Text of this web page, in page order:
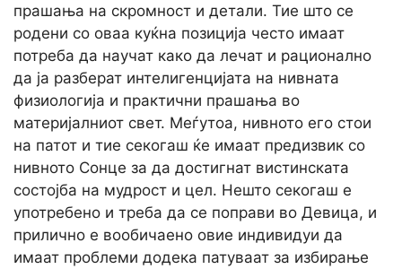
прашања на скромност и детали. Тие што се
родени со оваа куќна позиција често имаат
потреба да научат како да лечат и рационално
да ја разберат интелигенцијата на нивната
физиологија и практични прашања во
материјалниот свет. Меѓутоа, нивното его стои
на патот и тие секогаш ќе имаат предизвик со
нивното Сонце за да достигнат вистинската
состојба на мудрост и цел. Нешто секогаш е
употребено и треба да се поправи во Девица, и
прилично е вообичаено овие индивидуи да
имаат проблеми додека патуваат за избирање